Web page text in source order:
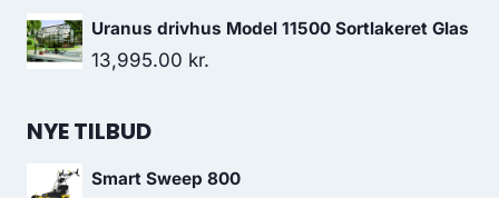
Uranus drivhus Model 11500 Sortlakeret Glas
13,995.00 kr.
NYE TILBUD
Smart Sweep 800